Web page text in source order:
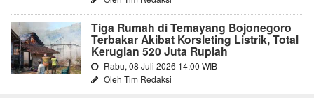
Tiga Rumah di Temayang Bojonegoro
Terbakar Akibat Korsleting Listrik, Total
Kerugian 520 Juta Rupiah
Rabu, 08 Juli 2026 14:00 WIB
Oleh Tim Redaksi